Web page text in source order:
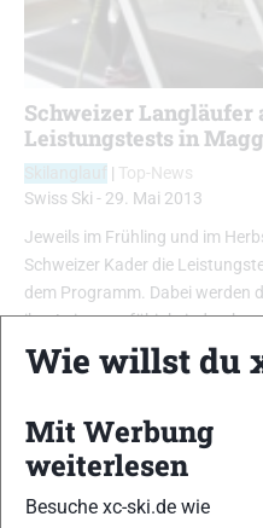
Schweizer Langläufer
Leistungstests in
| Top-News
Swiss Ski - 29. Mai 2013
Jeweils im Frühling und im
Schweizer Kader die
dem Programm. Dabei werden
ihre Leistungsfähigkeit
Wie willst du
Mit Werbung
weiterlesen
Besuche xc-ski.de wie